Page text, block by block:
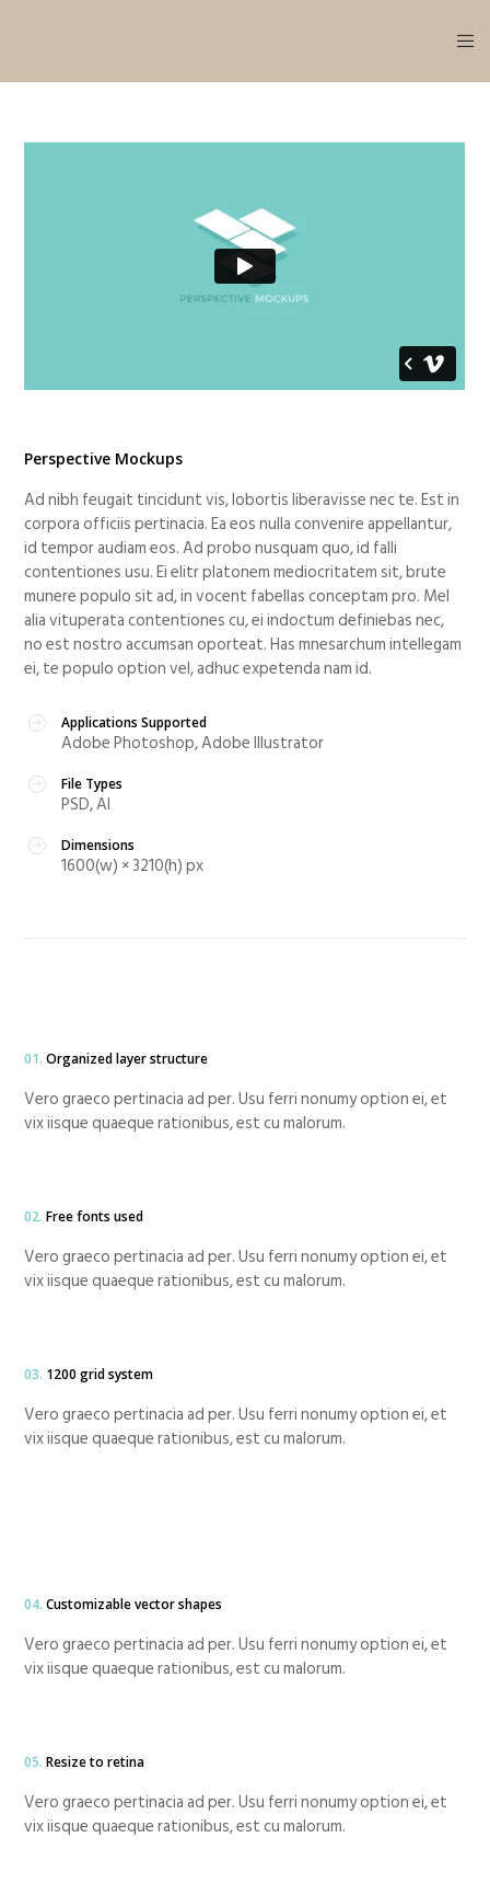
Perspective Mockups
Ad nibh feugait tincidunt vis, lobortis liberavisse nec te. Est in
corpora officiis pertinacia. Ea eos nulla convenire appellantur,
id tempor audiam eos. Ad probo nusquam quo, id falli
contentiones usu. Ei elitr platonem mediocritatem sit, brute
munere populo sit ad, in vocent fabellas conceptam pro. Mel
alia vituperata contentiones cu, ei indoctum definiebas nec,
no est nostro accumsan oporteat. Has mnesarchum intellegam
ei, te populo option vel, adhuc expetenda nam id.
Applications Supported
Adobe Photoshop, Adobe Illustrator
File Types
PSD, AI
Dimensions
1600(w) × 3210(h) px
01. Organized layer structure
Vero graeco pertinacia ad per. Usu ferri nonumy option ei, et
vix iisque quaeque rationibus, est cu malorum.
02. Free fonts used
Vero graeco pertinacia ad per. Usu ferri nonumy option ei, et
vix iisque quaeque rationibus, est cu malorum.
03. 1200 grid system
Vero graeco pertinacia ad per. Usu ferri nonumy option ei, et
vix iisque quaeque rationibus, est cu malorum.
04. Customizable vector shapes
Vero graeco pertinacia ad per. Usu ferri nonumy option ei, et
vix iisque quaeque rationibus, est cu malorum.
05. Resize to retina
Vero graeco pertinacia ad per. Usu ferri nonumy option ei, et
vix iisque quaeque rationibus, est cu malorum.